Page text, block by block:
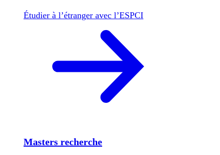
Étudier à l’étranger avec l’ESPCI
Masters recherche